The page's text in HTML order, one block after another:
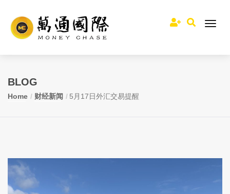
BLOG
Home 财经新闻 5月17日外汇交易提醒